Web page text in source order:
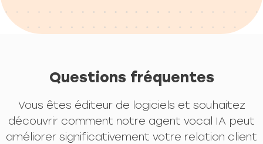
Questions fréquentes
Vous êtes éditeur de logiciels et souhaitez
découvrir comment notre agent vocal IA peut
améliorer significativement votre relation client